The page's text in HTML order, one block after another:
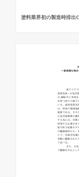
塗料業界初の製造時排出